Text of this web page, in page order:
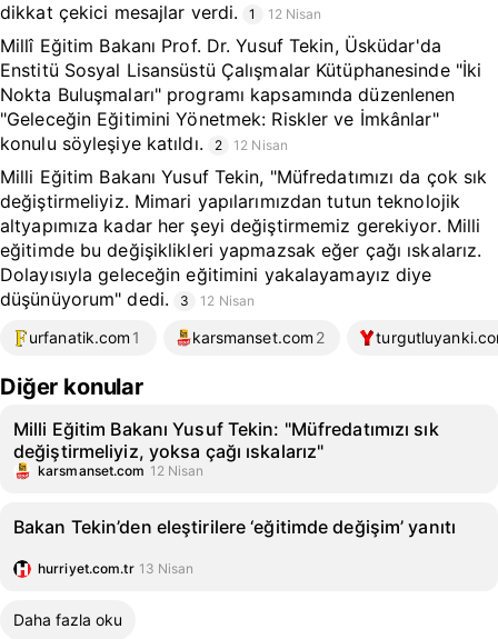
dikkat çekici mesajlar verdi.
1 12 Nisan
Millî Eğitim Bakanı Prof. Dr. Yusuf Tekin, Üsküdar'da
Enstitü Sosyal Lisansüstü Çalışmalar Kütüphanesinde "İki
Nokta Buluşmaları" programı kapsamında düzenlenen
"Geleceğin Eğitimini Yönetmek: Riskler ve İmkânlar"
konulu söyleşiye katıldı.
2 12 Nisan
Milli Eğitim Bakanı Yusuf Tekin, "Müfredatımızı da çok sık
değiştirmeliyiz. Mimari yapılarımızdan tutun teknolojik
altyapımıza kadar her şeyi değiştirmemiz gerekiyor. Milli
eğitimde bu değişiklikleri yapmazsak eğer çağı ıskalarız.
Dolayısıyla geleceğin eğitimini yakalayamayız diye
düşünüyorum" dedi.
3 12 Nisan
urfanatik.com 1 karsmanset.com 2
Diğer konular
Milli Eğitim Bakanı Yusuf Tekin: "Müfredatımızı sık
değiştirmeliyiz, yoksa çağı ıskalarız"
karsmanset.com 12 Nisan
Bakan Tekin’den eleştirilere ‘eğitimde değişim’ yanıtı
hurriyet.com.tr 13 Nisan
Daha fazla oku